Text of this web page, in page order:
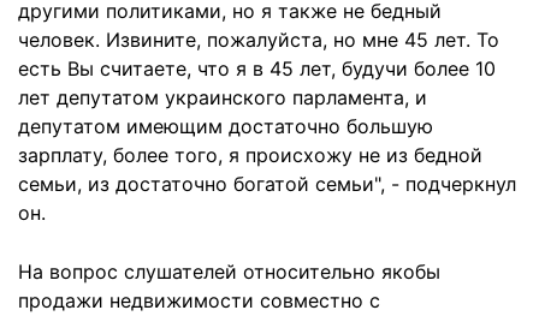
другими политиками, но я также не бедный
человек. Извините, пожалуйста, но мне 45 лет. То
есть Вы считаете, что я в 45 лет, будучи более 10
лет депутатом украинского парламента, и
депутатом имеющим достаточно большую
зарплату, более того, я происхожу не из бедной
семьи, из достаточно богатой семьи", - подчеркнул
он.
На вопрос слушателей относительно якобы
продажи недвижимости совместно с